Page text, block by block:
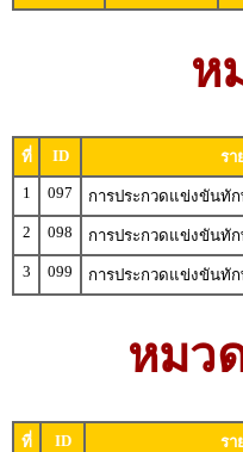
ห
ที่ ID
รา
1
097 การประกวดแข่งขันทัก
2
098 การประกวดแข่งขันทั
3
099 การประกวดแข่งขันทั
หมว
ที่ ID
รา